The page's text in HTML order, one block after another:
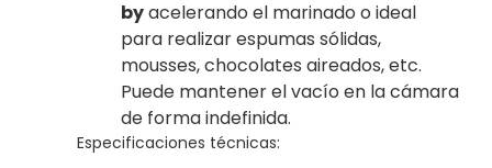
byacelerando el marinado o ideal
para realizar espumas sólidas,
mousses, chocolates aireados, etc.
Puede mantener el vacío en la cámara
de forma indefinida.
Especificaciones técnicas: